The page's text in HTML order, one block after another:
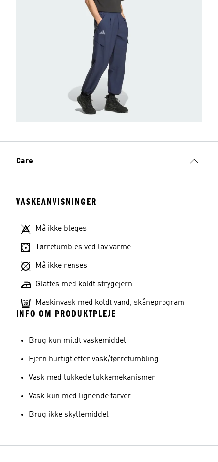
Care
VASKEANVISNINGER
Må ikke bleges
Tørretumbles ved lav varme
Må ikke renses
Glattes med koldt strygejern
Maskinvask med koldt vand, skåneprogram
INFO OM PRODUKTPLEJE
Brug kun mildt vaskemiddel
Fjern hurtigt efter vask/tørretumbling
Vask med lukkede lukkemekanismer
Vask kun med lignende farver
Brug ikke skyllemiddel